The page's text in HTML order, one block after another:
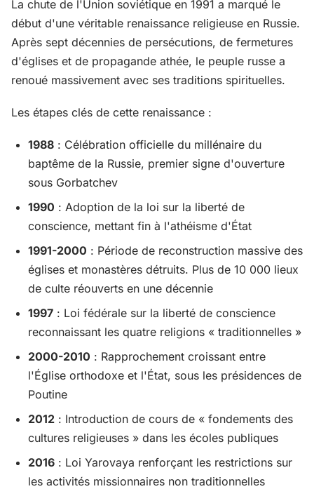
La chute de l'Union soviétique en 1991 a marqué le
début d'une véritable renaissance religieuse en Russie.
Après sept décennies de persécutions, de fermetures
d'églises et de propagande athée, le peuple russe a
renoué massivement avec ses traditions spirituelles.
Les étapes clés de cette renaissance :
1988 : Célébration officielle du millénaire du
baptême de la Russie, premier signe d'ouverture
sous Gorbatchev
1990 : Adoption de la loi sur la liberté de
conscience, mettant fin à l'athéisme d'État
1991-2000 : Période de reconstruction massive des
églises et monastères détruits. Plus de 10 000 lieux
de culte réouverts en une décennie
1997 : Loi fédérale sur la liberté de conscience
reconnaissant les quatre religions « traditionnelles »
2000-2010 : Rapprochement croissant entre
l'Église orthodoxe et l'État, sous les présidences de
Poutine
2012 : Introduction de cours de « fondements des
cultures religieuses » dans les écoles publiques
2016 : Loi Yarovaya renforçant les restrictions sur
les activités missionnaires non traditionnelles